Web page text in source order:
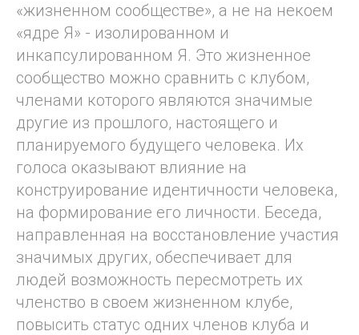
«жизненном сообществе», а не на некоем
«ядре Я» - изолированном и
инкапсулированном Я. Это жизненное
сообщество можно сравнить с клубом,
членами которого являются значимые
другие из прошлого, настоящего и
планируемого будущего человека. Их
голоса оказывают влияние на
конструирование идентичности человека,
на формирование его личности. Беседа,
направленная на восстановление участия
значимых других, обеспечивает для
людей возможность пересмотреть их
членство в своем жизненном клубе,
повысить статус одних членов клуба и